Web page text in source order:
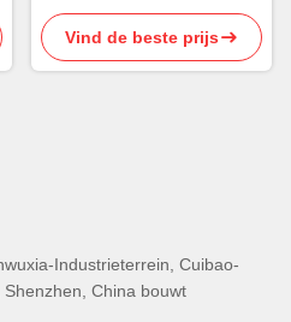
LED-
voetbalstadionverlichting
IK08
Vind de beste prijs
Industrieterrein, Cuibao-
China bouwt